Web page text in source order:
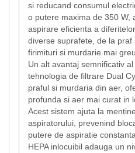
si reducand consumul
o putere maxima de 350 W,
aspirare eficienta a
diverse suprafete, de la
firimituri si murdarie mai
Un alt avantaj semnificativ
tehnologia de filtrare Dual
praful si murdaria din aer,
profunda si aer mai curat in
Acest sistem ajuta la
aspiratorului, prevenind
putere de aspiratie
HEPA inlocuibil adauga un